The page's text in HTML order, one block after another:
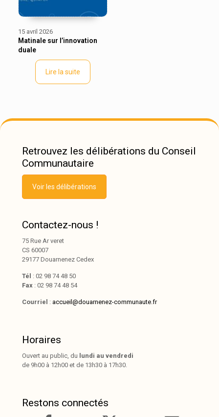
15 avril 2026
Matinale sur l’innovation
duale
Lire la suite
Retrouvez les délibérations du Conseil
Communautaire
Voir les délibérations
Contactez-nous !
75 Rue Ar veret
CS 60007
29177 Douarnenez Cedex
Tél : 02 98 74 48 50
Fax : 02 98 74 48 54
Courriel : accueil@douarnenez-communaute.fr
Horaires
Ouvert au public, du lundi au vendredi
de 9h00 à 12h00 et de 13h30 à 17h30.
Restons connectés